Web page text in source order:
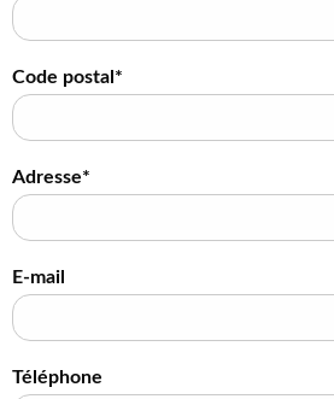
Code postal*
Adresse*
E-mail
Téléphone